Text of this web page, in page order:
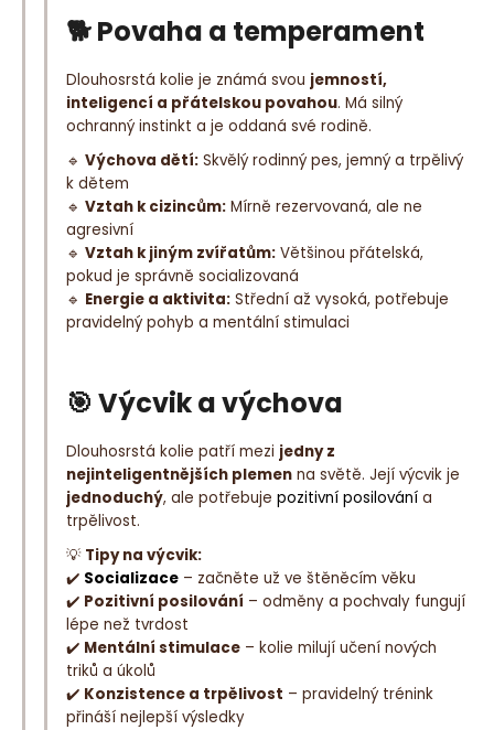
🐕 Povaha a temperament
Dlouhosrstá kolie je známá svou jemností,
inteligencí a přátelskou povahou. Má silný
ochranný instinkt a je oddaná své rodině.
🔹 Výchova dětí: Skvělý rodinný pes, jemný a trpělivý
k dětem
🔹 Vztah k cizincům: Mírně rezervovaná, ale ne
agresivní
🔹 Vztah k jiným zvířatům: Většinou přátelská,
pokud je správně socializovaná
🔹 Energie a aktivita: Střední až vysoká, potřebuje
pravidelný pohyb a mentální stimulaci
🎯 Výcvik a výchova
Dlouhosrstá kolie patří mezi jedny z
nejinteligentnějších plemen na světě. Její výcvik je
jednoduchý, ale potřebuje pozitivní posilování a
trpělivost.
💡 Tipy na výcvik:
✔️ Socializace – začněte už ve štěněcím věku
✔️ Pozitivní posilování – odměny a pochvaly fungují
lépe než tvrdost
✔️ Mentální stimulace – kolie milují učení nových
triků a úkolů
✔️ Konzistence a trpělivost – pravidelný trénink
přináší nejlepší výsledky